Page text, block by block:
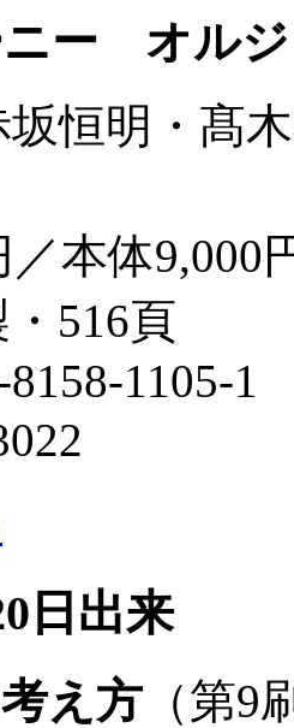
ニー オル
恒明・髙
本体9,000
516頁
1105-1
日出来
え方 （第9